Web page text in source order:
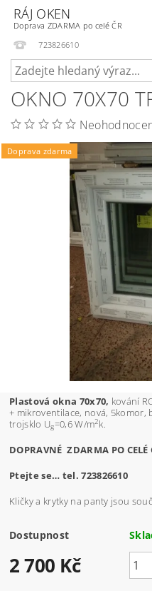
RÁJ OKEN
Doprava ZDARMA po celé ČR
723826610
OKNO 70X70
Doprava zdarma
Plastová okna 70x70, kování
+ mikroventilace, nová,
trojsklo Ug=0,6 W/m2k.
DOPRAVNÉ ZDARMA PO CELÉ
Ptejte se… tel. 723826610
Kličky a krytky na panty jsou
Dostupnost
2 700 Kč